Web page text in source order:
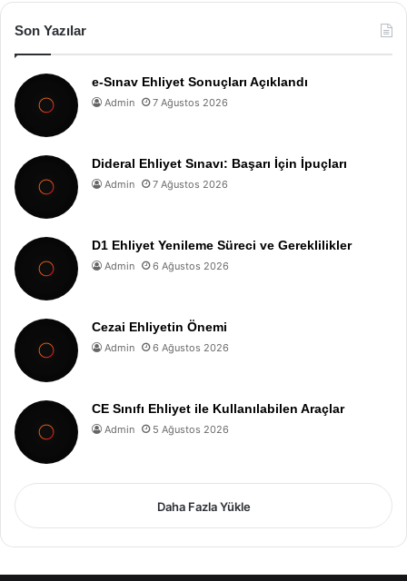
Son Yazılar
e-Sınav Ehliyet Sonuçları Açıklandı
Admin 7 Ağustos 2026
Dideral Ehliyet Sınavı: Başarı İçin İpuçları
Admin 7 Ağustos 2026
D1 Ehliyet Yenileme Süreci ve Gereklilikler
Admin 6 Ağustos 2026
Cezai Ehliyetin Önemi
Admin 6 Ağustos 2026
CE Sınıfı Ehliyet ile Kullanılabilen Araçlar
Admin 5 Ağustos 2026
Daha Fazla Yükle